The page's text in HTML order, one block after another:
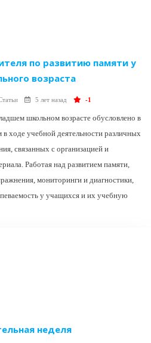
по развитию памяти у
возраста
5 лет назад -1
школьном возрасте обусловлено в
ходе учебной деятельности различных
связанных с организацией и
Работая над развитием памяти,
мониторинги и диагностики,
у учащихся и их учебную
неделя